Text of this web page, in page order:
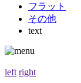
フラット
その他
text
left right